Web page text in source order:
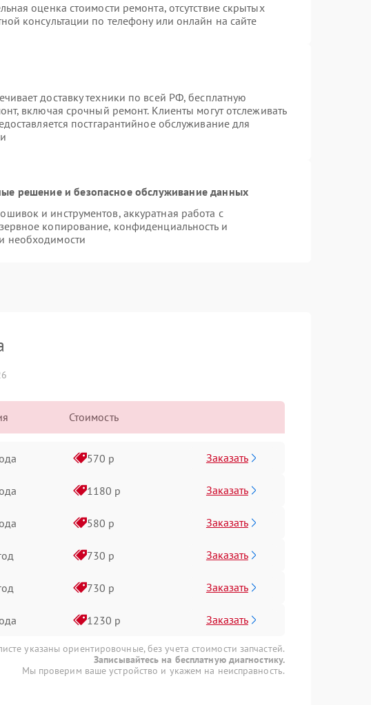
оценка стоимости ремонта, отсутствие скрытых
консультации по телефону или онлайн на сайте
доставку техники по всей РФ, бесплатную
включая срочный ремонт. Клиенты могут отслеживать
постгарантийное обслуживание для
решение и безопасное обслуживание данных
и инструментов, аккуратная работа с
копирование, конфиденциальность и
необходимости
Стоимость
570 р Заказать
1180 р Заказать
580 р Заказать
730 р Заказать
730 р Заказать
1230 р Заказать
указаны ориентировочные, без учета стоимости запчастей.
Записывайтесь на бесплатную диагностику.
Мы проверим ваше устройство и укажем на неисправность.